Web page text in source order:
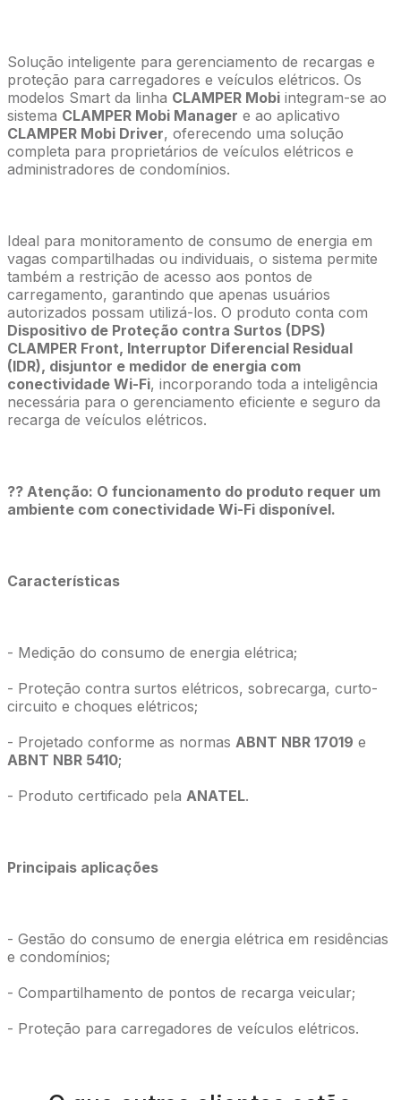
Solução inteligente para gerenciamento de recargas e
proteção para carregadores e veículos elétricos. Os
modelos Smart da linha CLAMPER Mobi integram-se ao
sistema CLAMPER Mobi Manager e ao aplicativo
CLAMPER Mobi Driver, oferecendo uma solução
completa para proprietários de veículos elétricos e
administradores de condomínios.
Ideal para monitoramento de consumo de energia em
vagas compartilhadas ou individuais, o sistema permite
também a restrição de acesso aos pontos de
carregamento, garantindo que apenas usuários
autorizados possam utilizá-los. O produto conta com
Dispositivo de Proteção contra Surtos (DPS)
CLAMPER Front, Interruptor Diferencial Residual
(IDR), disjuntor e medidor de energia com
conectividade Wi-Fi, incorporando toda a inteligência
necessária para o gerenciamento eficiente e seguro da
recarga de veículos elétricos.
?? Atenção: O funcionamento do produto requer um
ambiente com conectividade Wi-Fi disponível.
Características
- Medição do consumo de energia elétrica;
- Proteção contra surtos elétricos, sobrecarga, curto-
circuito e choques elétricos;
- Projetado conforme as normas ABNT NBR 17019 e
ABNT NBR 5410;
- Produto certificado pela ANATEL.
Principais aplicações
- Gestão do consumo de energia elétrica em residências
e condomínios;
- Compartilhamento de pontos de recarga veicular;
- Proteção para carregadores de veículos elétricos.